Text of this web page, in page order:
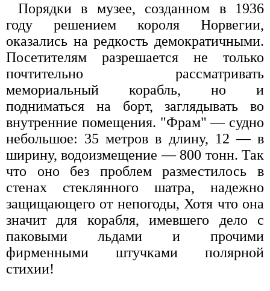
Порядки в музее, созданном в 1936
году решением короля Норвегии,
оказались на редкость демократичными.
Посетителям разрешается не только
почтительно рассматривать
мемориальный корабль, но и
подниматься на борт, заглядывать во
внутренние помещения. "Фрам" — судно
небольшое: 35 метров в длину, 12 — в
ширину, водоизмещение — 800 тонн. Так
что оно без проблем разместилось в
стенах стеклянного шатра, надежно
защищающего от непогоды, Хотя что она
значит для корабля, имевшего дело с
паковыми льдами и прочими
фирменными штучками полярной
стихии!